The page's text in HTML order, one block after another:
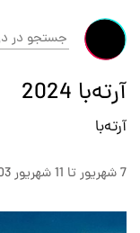
آرته‌با 2024
آرته‌با
7 شهريور تا 11 شهريور 1403